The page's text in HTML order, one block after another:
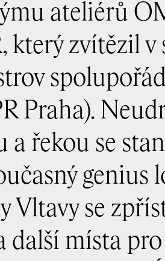
ateliérů
který zvítězil
Praha).
a řekou se
genius
Vltavy se
další místa